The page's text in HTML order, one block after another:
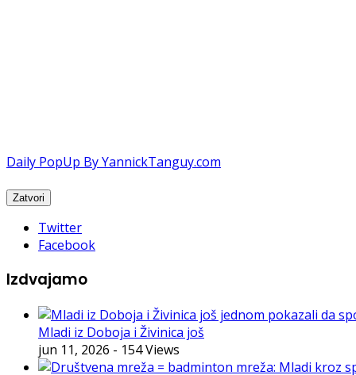
Daily PopUp By YannickTanguy.com
Twitter
Facebook
Izdvajamo
Mladi iz Doboja i Živinica još
jun 11, 2026 - 154 Views